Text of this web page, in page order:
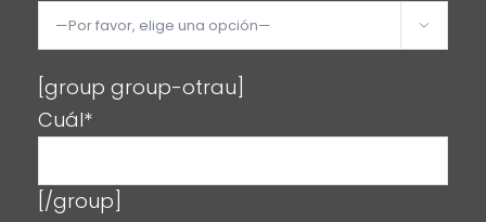

[group group-otrau]
Cuál*
[/group]